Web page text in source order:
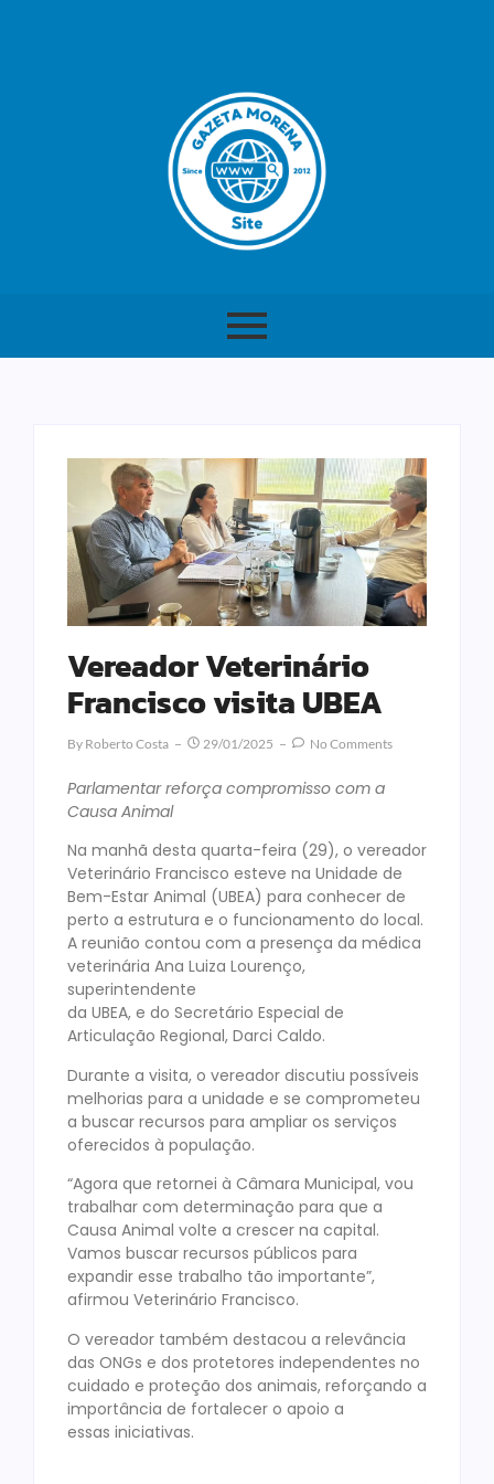
Vereador Veterinário
Francisco visita UBEA
By Roberto Costa 29/01/2025 No Comments
Parlamentar reforça compromisso com a
Causa Animal
Na manhã desta quarta-feira (29), o vereador
Veterinário Francisco esteve na Unidade de
Bem-Estar Animal (UBEA) para conhecer de
perto a estrutura e o funcionamento do local.
A reunião contou com a presença da médica
veterinária Ana Luiza Lourenço,
superintendente
da UBEA, e do Secretário Especial de
Articulação Regional, Darci Caldo.
Durante a visita, o vereador discutiu possíveis
melhorias para a unidade e se comprometeu
a buscar recursos para ampliar os serviços
oferecidos à população.
“Agora que retornei à Câmara Municipal, vou
trabalhar com determinação para que a
Causa Animal volte a crescer na capital.
Vamos buscar recursos públicos para
expandir esse trabalho tão importante”,
afirmou Veterinário Francisco.
O vereador também destacou a relevância
das ONGs e dos protetores independentes no
cuidado e proteção dos animais, reforçando a
importância de fortalecer o apoio a
essas iniciativas.